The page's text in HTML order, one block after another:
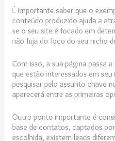
É importante saber que o
conteúdo produzido ajuda a
se o seu site é focado em
não fuja do foco do seu nicho
Com isso, a sua página passa
que estão interessados em
pesquisar pelo assunto chave
aparecerá entre as primeiras
Outro ponto importante é
base de contatos, captados
escolhida, existem leads